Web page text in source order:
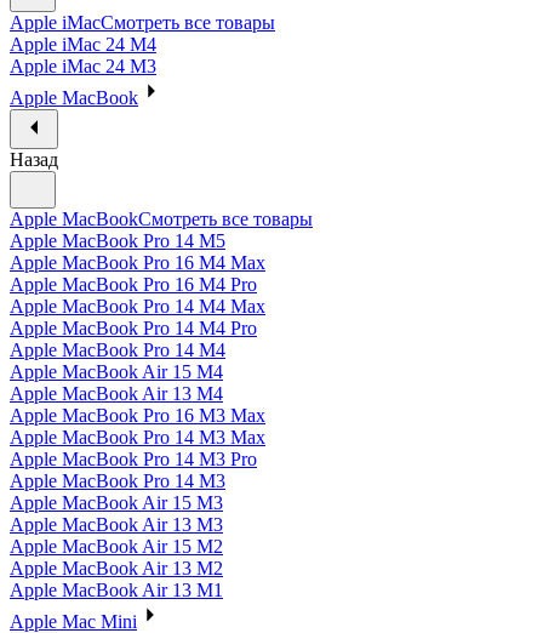
Apple iMacСмотреть все товары
Apple iMac 24 M4
Apple iMac 24 M3
Apple MacBook
Назад
Apple MacBookСмотреть все товары
Apple MacBook Pro 14 M5
Apple MacBook Pro 16 M4 Max
Apple MacBook Pro 16 M4 Pro
Apple MacBook Pro 14 M4 Max
Apple MacBook Pro 14 M4 Pro
Apple MacBook Pro 14 M4
Apple MacBook Air 15 M4
Apple MacBook Air 13 M4
Apple MacBook Pro 16 M3 Max
Apple MacBook Pro 14 M3 Max
Apple MacBook Pro 14 M3 Pro
Apple MacBook Pro 14 M3
Apple MacBook Air 15 M3
Apple MacBook Air 13 M3
Apple MacBook Air 15 M2
Apple MacBook Air 13 M2
Apple MacBook Air 13 M1
Apple Mac Mini